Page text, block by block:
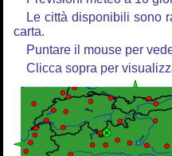
Le città disponibili sono
carta.
Puntare il mouse per
Clicca sopra per